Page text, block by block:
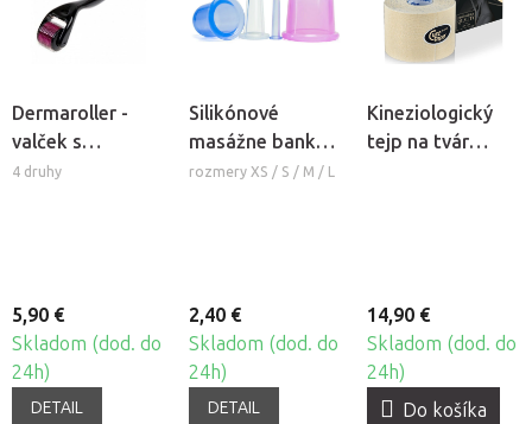
Dermaroller -
valček s
mikroihlami
4 druhy
5,90 €
Skladom (dod. do
24h)
DETAIL
Silikónové
masážne banky
Fabulo Bell
rozmery XS / S / M / L
2,40 €
Skladom (dod. do
24h)
DETAIL
Kineziologický
tejp na tvár
14,90 €
Skladom (dod. do
24h)
Do košíka